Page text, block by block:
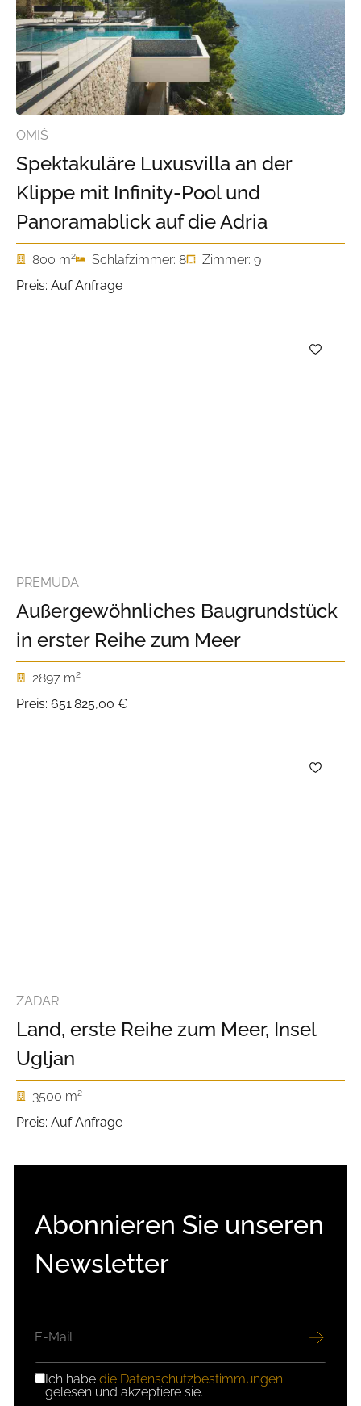
OMIŠ
Spektakuläre Luxusvilla an der
Klippe mit Infinity-Pool und
Panoramablick auf die Adria
800 m2 Schlafzimmer: 8
Zimmer: 9
Preis: Auf Anfrage
PREMUDA
Außergewöhnliches Baugrundstück
in erster Reihe zum Meer
2897 m2
Preis: 651.825,00 €
ZADAR
Land, erste Reihe zum Meer, Insel
Ugljan
3500 m2
Preis: Auf Anfrage
Abonnieren Sie unseren
Newsletter
MAIL
DSGVO-
EINWILLIGUNG
Ich habe die Datenschutzbestimmungen
gelesen und akzeptiere sie.